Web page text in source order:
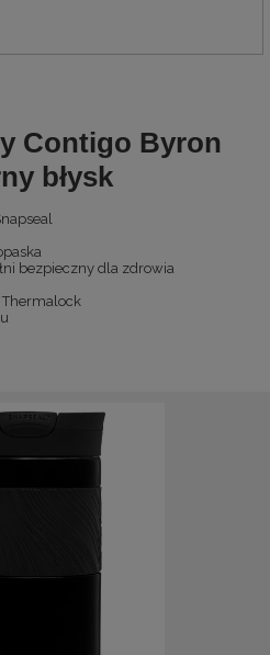
Contigo Byron
błysk
bezpieczny dla zdrowia
Thermalock